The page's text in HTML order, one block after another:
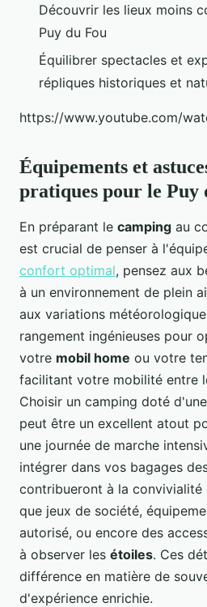
Découvrir les lieux moins
Puy du Fou
Équilibrer spectacles et
répliques historiques et
https://www.youtube.com/
Équipements et
pratiques pour le Puy
En préparant le camping au
est crucial de penser à
confort optimal, pensez aux
à un environnement de plein
aux variations
rangement ingénieuses pour
votre mobil home ou votre
facilitant votre mobilité entre
Choisir un camping doté d'une
peut être un excellent atout
une journée de marche
intégrer dans vos bagages
contribueront à la convivialité
que jeux de société,
autorisé, ou encore des
à observer les étoiles. Ces
différence en matière de
d'expérience enrichie.